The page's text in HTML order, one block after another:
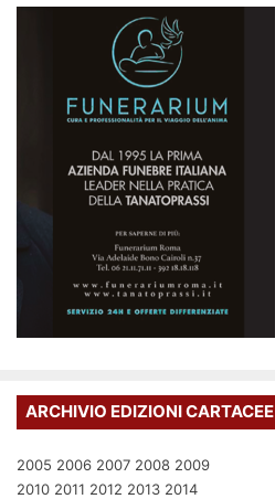
ARCHIVIO EDIZIONI CARTACEE
2005 2006 2007 2008 2009
2010 2011 2012 2013 2014